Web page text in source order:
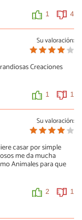
1 4
Su valoración:
Creaciones
1 1
Su valoración:
casar por simple
me da mucha
Animales para que
2 1